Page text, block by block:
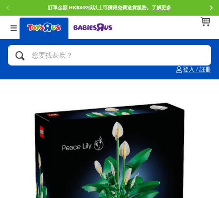
訂單金額 HK$349或以上可獲得免費送貨服務。 了解更多
登入 / 註冊
返回
分類目錄
人氣英雄,角色扮演,射擊玩具
拼砌組合及樂高LEGO
玩具車,貨車,火車及遙控系列
手工藝,文具,蠟筆,泥膠,畫板
娃娃, 芭比,收藏公仔
返回
品牌
Brunch Brother 早午餐兄弟
Spider-Man蜘蛛俠
Mini Brands
Play-Doh培樂多
Pokemon寶可夢
返回
年齢
0~2歳
5~7歳
8~11歳
12~14歳
14歳以上